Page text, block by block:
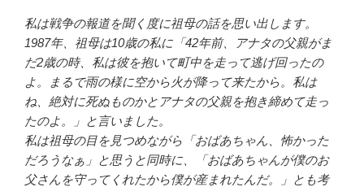
私は戦争の報道を聞く度に祖母の話を思い出します。
1987年、祖母は10歳の私に「42年前、アナタの父親がま
だ2歳の時、私は彼を抱いて町中を走って逃げ回ったの
よ。まるで雨の様に空から火が降って来たから。私は
ね、絶対に死ぬものかとアナタの父親を抱き締めて走っ
たのよ。」と言いました。
私は祖母の目を見つめながら「おばあちゃん、怖かった
だろうなぁ」と思うと同時に、「おばあちゃんが僕のお
父さんを守ってくれたから僕が産まれたんだ。」とも考